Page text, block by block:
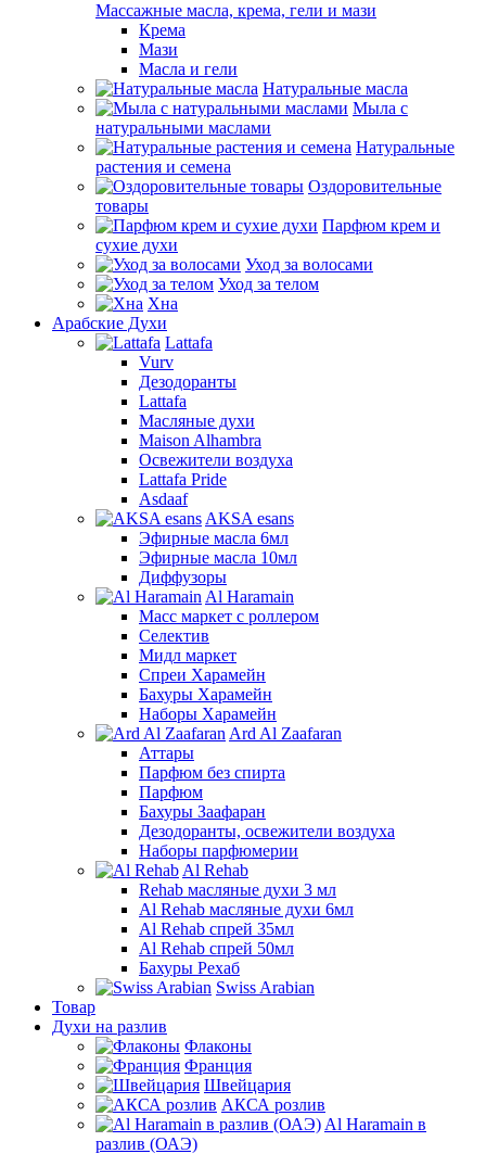
Массажные масла, крема, гели и мази
Крема
Мази
Масла и гели
Натуральные масла
Мыла с
натуральными маслами
Натуральные
растения и семена
Оздоровительные
товары
Парфюм крем и
сухие духи
Уход за волосами
Уход за телом
Хна
Арабские Духи
Lattafa
Vurv
Дезодоранты
Lattafa
Масляные духи
Maison Alhambra
Освежители воздуха
Lattafa Pride
Asdaaf
AKSA esans
Эфирные масла 6мл
Эфирные масла 10мл
Диффузоры
Al Haramain
Масс маркет с роллером
Селектив
Мидл маркет
Спреи Харамейн
Бахуры Харамейн
Наборы Харамейн
Ard Al Zaafaran
Аттары
Парфюм без спирта
Парфюм
Бахуры Заафаран
Дезодоранты, освежители воздуха
Наборы парфюмерии
Al Rehab
Rehab масляные духи 3 мл
Al Rehab масляные духи 6мл
Al Rehab спрей 35мл
Al Rehab спрей 50мл
Бахуры Рехаб
Swiss Arabian
Товар
Духи на разлив
Флаконы
Франция
Швейцария
АКСА розлив
Al Haramain в
разлив (ОАЭ)